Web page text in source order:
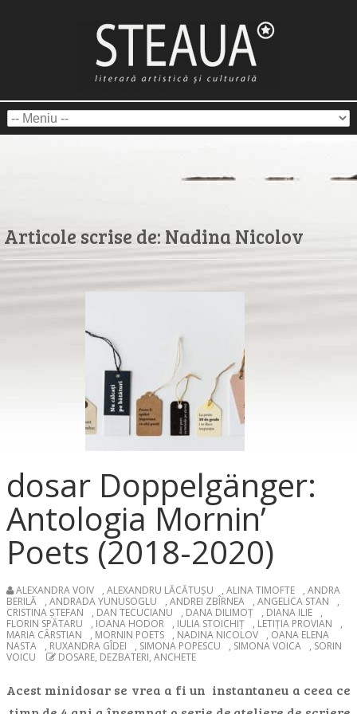
Articole scrise de: Nadina Nicolov
dosar Doppelgänger:
Antologia Mornin’
Poets (2018-2020)
ALEXANDRA VOIV , ALEXANDRU LĂCĂTUȘU , ALINA TIMOFTE , ANDRA
BERILĂ
, ANDRADA YUNUSOGLU , ANDREI ZBÎRNEA , ANGELICA STAN
,
CRISTINA ȘTEFAN
, DAN TECUCIANU , DANA DILIMOȚ , DIANA ILIE
,
FLORIN SPĂTARU
, IOANA HODOR , IULIA STOICHIȚ , LETIȚIA PROVIAN
,
MARIA CÂRSTIAN
, MORNIN POETS , NADINA NICOLOV , OANA ELENA
NASTA
, RUXANDRA GÎDEI , SIMONA POPESCU , SIMONA VOICA , SORIN
VOICU
DOSARE, DEZBATERI, ANCHETE
Acest minidosar se vrea a fi un instantaneu a ceea ce